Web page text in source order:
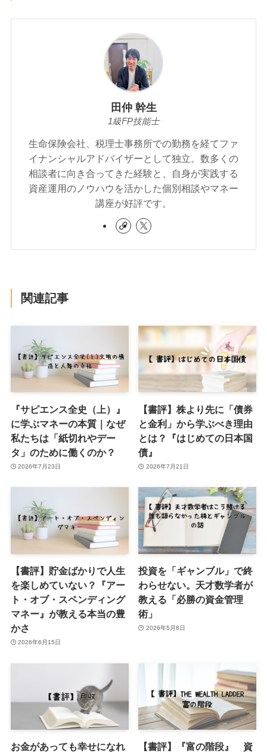
田仲 幹生
1級FP技能士
生命保険会社、税理士事務所での勤務を経てファ
イナンシャルアドバイザーとして独立。数多くの
相談者に向き合ってきた経験と、自身が実践する
資産運用のノウハウを活かした個別相談やマネー
講座が好評です。
関連記事
『サピエンス全史（上）』
に学ぶマネーの本質｜なぜ
私たちは「紙切れやデー
タ」のために働くのか？
2026年7月23日
【書評】株より先に「債券
と金利」から学ぶべき理由
とは？『はじめての日本国
債』
2026年7月21日
【書評】貯金ばかりで人生
を楽しめていない？『アー
ト・オブ・スペンディング
マネー』が教える本当の豊
かさ
2026年6月15日
投資を「ギャンブル」で終
わらせない。天才数学者が
教える「必勝の資金管理
術」
2026年5月8日
お金があっても幸せになれ
【書評】『富の階段』 資